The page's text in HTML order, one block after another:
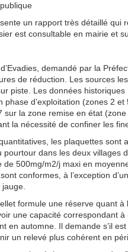
un rapport très détaillé qui
est consultable en mairie et
demandé par la
de réduction. Les sources
piste. Les données
phase d’exploitation (zones 2
sur la zone remise en état (zone
la nécessité de confiner les
les plaquettes
pourtour dans les deux villages
de 500mg/m2/j maxi en
conformes, à l’exception
formule une réserve quant
une capacité correspondant
en automne. Il demande s’il
un relevé plus cohérent en